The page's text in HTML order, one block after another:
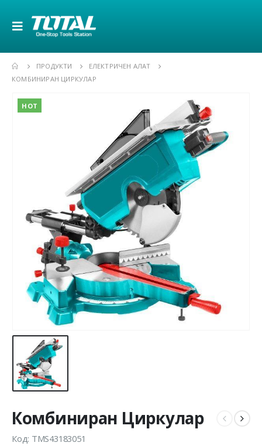
ПРОДУКТИ
ЕЛЕКТРИЧЕН АЛАТ
КОМБИНИРАН ЦИРКУЛАР
HOT
Комбиниран Циркулар
Код: TMS43183051